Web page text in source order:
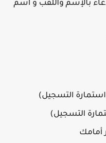
بالإسم واللقب و اسم
التسجيل)
التسجيل)